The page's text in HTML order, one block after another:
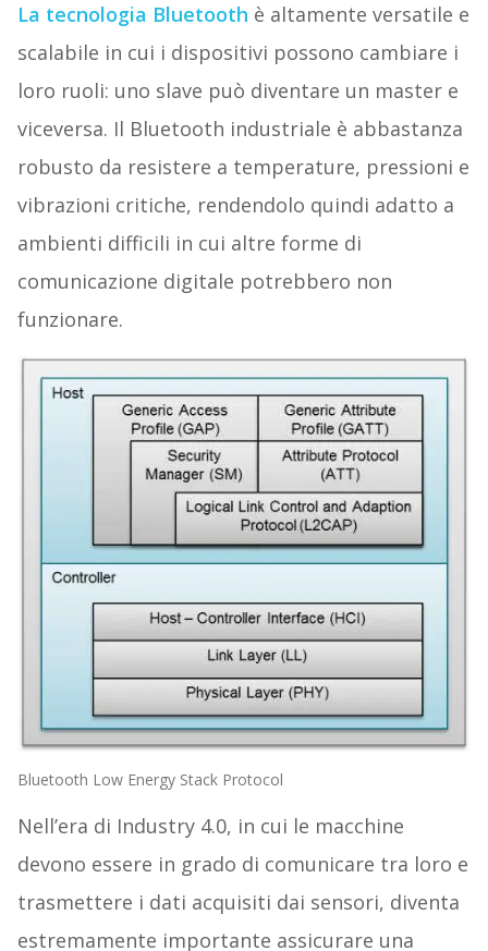
La tecnologia Bluetooth è altamente versatile e
scalabile in cui i dispositivi possono cambiare i
loro ruoli: uno slave può diventare un master e
viceversa. Il Bluetooth industriale è abbastanza
robusto da resistere a temperature, pressioni e
vibrazioni critiche, rendendolo quindi adatto a
ambienti difficili in cui altre forme di
comunicazione digitale potrebbero non
funzionare.
Bluetooth Low Energy Stack Protocol
Nell’era di Industry 4.0, in cui le macchine
devono essere in grado di comunicare tra loro e
trasmettere i dati acquisiti dai sensori, diventa
estremamente importante assicurare una